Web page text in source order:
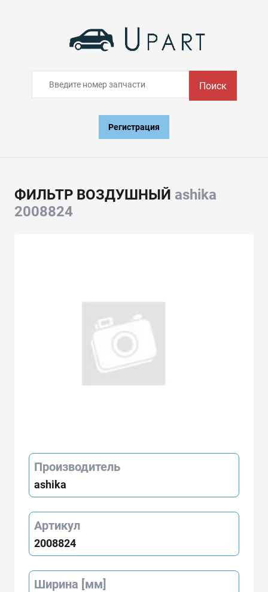
Поиск
Регистрация
ФИЛЬТР ВОЗДУШНЫЙ ashika
2008824
Производитель
ashika
Артикул
2008824
Ширина [мм]